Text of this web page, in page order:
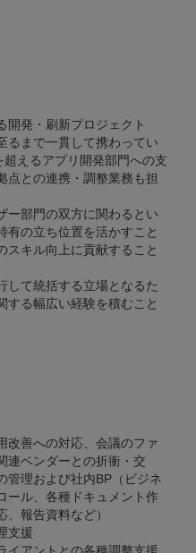
開発・刷新プロジェクト
るまで一貫して携わってい
えるアプリ開発部門への支
点との連携・調整業務も担
ー部門の双方に関わるとい
有の立ち位置を活かすこと
スキル向上に貢献すること
して統括する立場となるた
する幅広い経験を積むこと
改善への対応、会議のファ
連ベンダーとの折衝・交
管理および社内BP（ビジネ
ール、各種ドキュメント作
、報告資料など）
支援